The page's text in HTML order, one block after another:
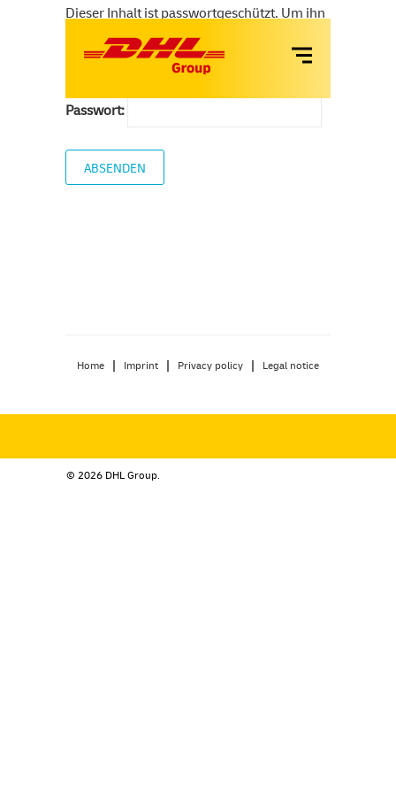
TANKEN UND LADEN
Dieser Inhalt ist passwortgeschützt. Um ihn
anschauen zu können, bitte das Passwort
eingeben:
Passwort:
Home | Imprint | Privacy policy | Legal notice
© 2026 DHL Group.